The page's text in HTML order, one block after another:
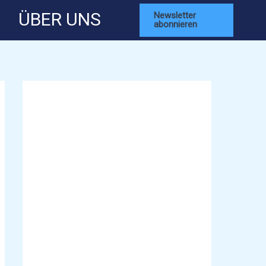
ÜBER UNS
Newsletter
abonnieren